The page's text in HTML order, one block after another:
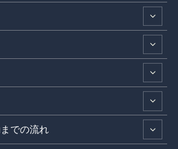
での流れ